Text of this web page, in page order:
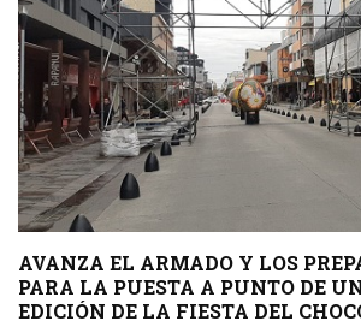
AVANZA EL ARMADO Y LOS
PARA LA PUESTA A PUNTO DE
EDICIÓN DE LA FIESTA DEL